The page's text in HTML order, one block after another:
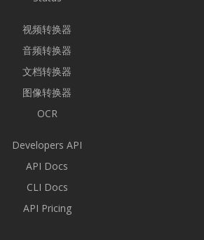
视频转换器
音频转换器
文档转换器
图像转换器
OCR
Developers API
API Docs
CLI Docs
API Pricing